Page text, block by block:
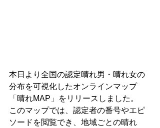
本日より全国の認定晴れ男・晴れ女の
分布を可視化したオンラインマップ
「晴れMAP」をリリースしました。
​このマップでは、認定者の番号やエピ
ソードを閲覧でき、地域ごとの晴れ